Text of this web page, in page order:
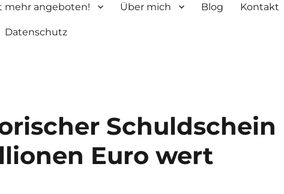
mehr angeboten! Über mich Blog Kontakt
Datenschutz
Schuldschein
Euro wert